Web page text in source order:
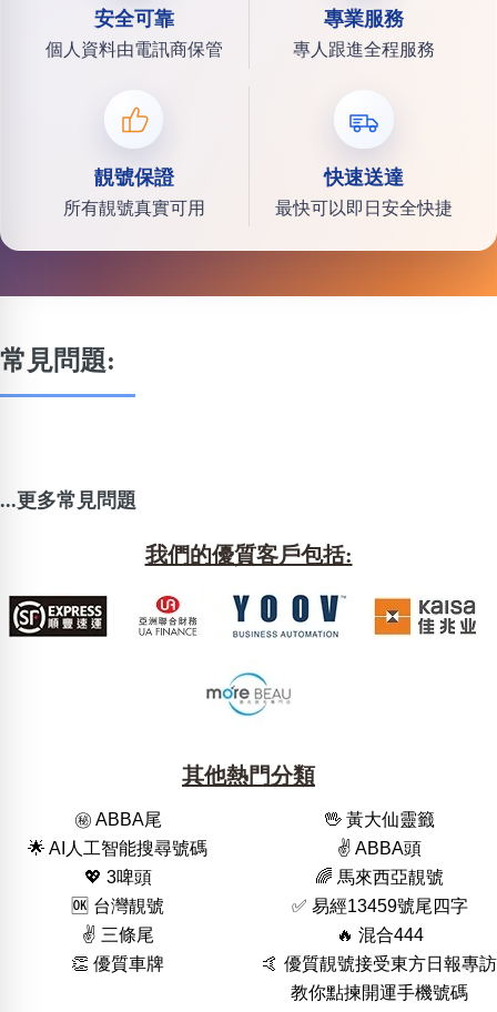
安全可靠
個人資料由電訊商保管
專業服務
專人跟進全程服務
靚號保證
所有靚號真實可用
快速送達
最快可以即日安全快捷
常見問題:
...更多常見問題
我們的優質客戶包括:
其他熱門分類
㊙️ ABBA尾
🖖 黃大仙靈籤
🌟 AI人工智能搜尋號碼
✌️ ABBA頭
💖 3啤頭
🌈 馬來西亞靚號
🆗️ 台灣靚號
✅ 易經13459號尾四字
✌️ 三條尾
🔥 混合444
👏 優質車牌
🤙 優質靚號接受東方日報專訪
教你點揀開運手機號碼